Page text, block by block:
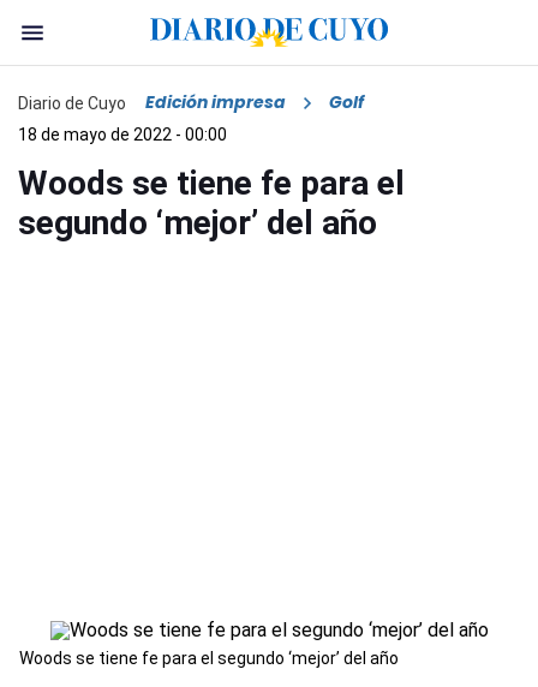
Diario de Cuyo Edición impresa Golf
18 de mayo de 2022 - 00:00
Woods se tiene fe para el
segundo ‘mejor’ del año
Woods se tiene fe para el segundo ‘mejor’ del año